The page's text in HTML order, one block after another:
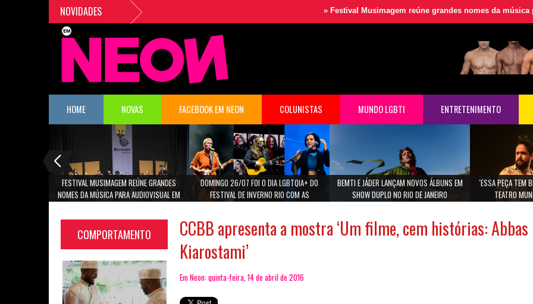
NOVIDADES Festival Musimagem reúne grandes nomes da música para
HOME NOVAS FACEBOOK EM NEON COLUNISTAS MUNDO LGBTI ENTRETENIMENTO
FESTIVAL MUSIMAGEM REÚNE GRANDES
NOMES DA MÚSICA PARA AUDIOVISUAL EM
DOMINGO 26/07 FOI O DIA LGBTQIA+ DO
FESTIVAL DE INVERNO RIO COM AS
BEMTI E JÁDER LANÇAM NOVOS ÁLBUNS EM
SHOW DUPLO NO RIO DE JANEIRO
'ESSA PEÇA TEM
TEATRO
COMPORTAMENTO
CCBB apresenta a mostra ‘Um filme, cem histórias: Abbas
Kiarostami’
Em Neon: quinta-feira, 14 de abril de 2016